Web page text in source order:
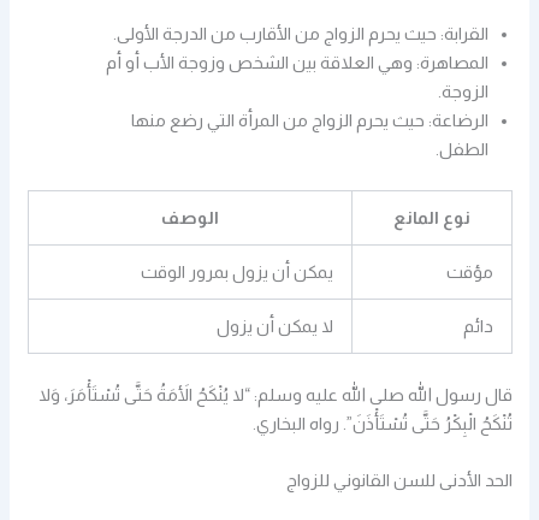
القرابة: حيث يحرم الزواج من الأقارب من الدرجة الأولى.
المصاهرة: وهي العلاقة بين الشخص وزوجة الأب أو أم
الزوجة.
الرضاعة: حيث يحرم الزواج من المرأة التي رضع منها
الطفل.
نوع المانع الوصف
مؤقت يمكن أن يزول بمرور الوقت
دائم لا يمكن أن يزول
قال رسول الله صلى الله عليه وسلم: “لا يُنْكَحُ الأَمَةُ حَتَّى تُسْتَأْمَرَ، وَلا
تُنْكَحُ الْبِكْرُ حَتَّى تُسْتَأْذَنَ”. رواه البخاري.
الحد الأدنى للسن القانوني للزواج